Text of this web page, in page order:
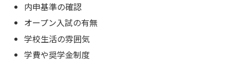
内申基準の確認
オープン入試の有無
学校生活の雰囲気
学費や奨学金制度